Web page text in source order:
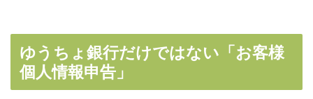
ゆうちょ銀行だけではない「お客様
個人情報申告」